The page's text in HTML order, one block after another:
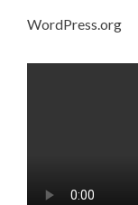
WordPress.org